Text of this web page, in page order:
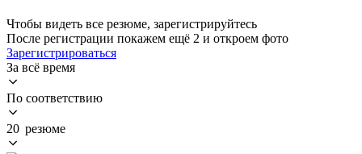
Чтобы видеть все резюме, зарегистрируйтесь
После регистрации покажем ещё 2 и откроем фото
Зарегистрироваться
За всё время
По соответствию
20 резюме